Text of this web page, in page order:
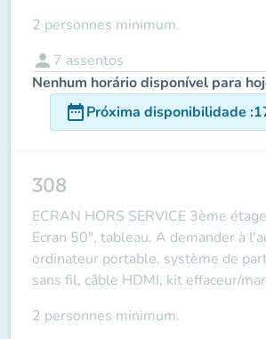
2 personnes minimum.
person 7 assentos
Nenhum horário disponível para
date_rangePróxima disponibilidade :
308
ECRAN HORS SERVICE 3ème
Ecran 50", tableau. A demander à
ordinateur portable, système de
sans fil, câble HDMI, kit effaceur/
2 personnes minimum.